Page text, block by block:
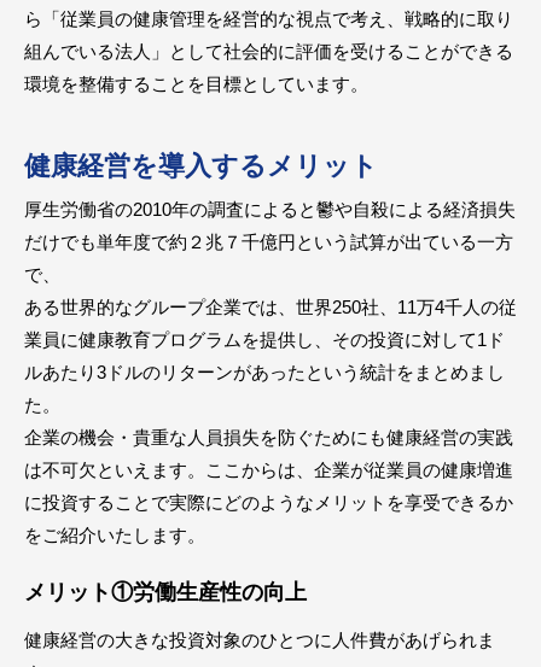
ら「従業員の健康管理を経営的な視点で考え、戦略的に取り
組んでいる法人」として社会的に評価を受けることができる
環境を整備することを目標としています。
健康経営を導入するメリット
厚生労働省の2010年の調査によると鬱や自殺による経済損失
だけでも単年度で約２兆７千億円という試算が出ている一方
で、
ある世界的なグループ企業では、世界250社、11万4千人の従
業員に健康教育プログラムを提供し、その投資に対して1ド
ルあたり3ドルのリターンがあったという統計をまとめまし
た。
企業の機会・貴重な人員損失を防ぐためにも健康経営の実践
は不可欠といえます。ここからは、企業が従業員の健康増進
に投資することで実際にどのようなメリットを享受できるか
をご紹介いたします。
メリット①労働生産性の向上
健康経営の大きな投資対象のひとつに人件費があげられま